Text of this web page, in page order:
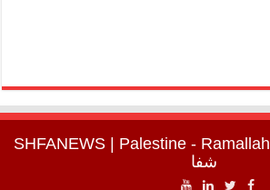
SHFANEWS | Palestine - Ramallah
شفا